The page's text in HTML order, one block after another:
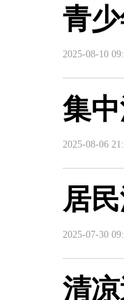
青
2025-08-10
集
2025-08-06
居
2025-07-30
清